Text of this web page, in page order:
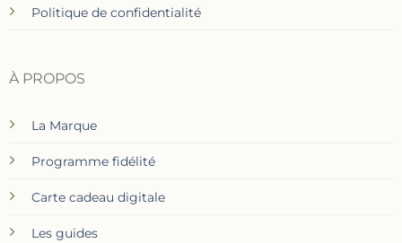
Politique de confidentialité
À PROPOS
La Marque
Programme fidélité
Carte cadeau digitale
Les guides